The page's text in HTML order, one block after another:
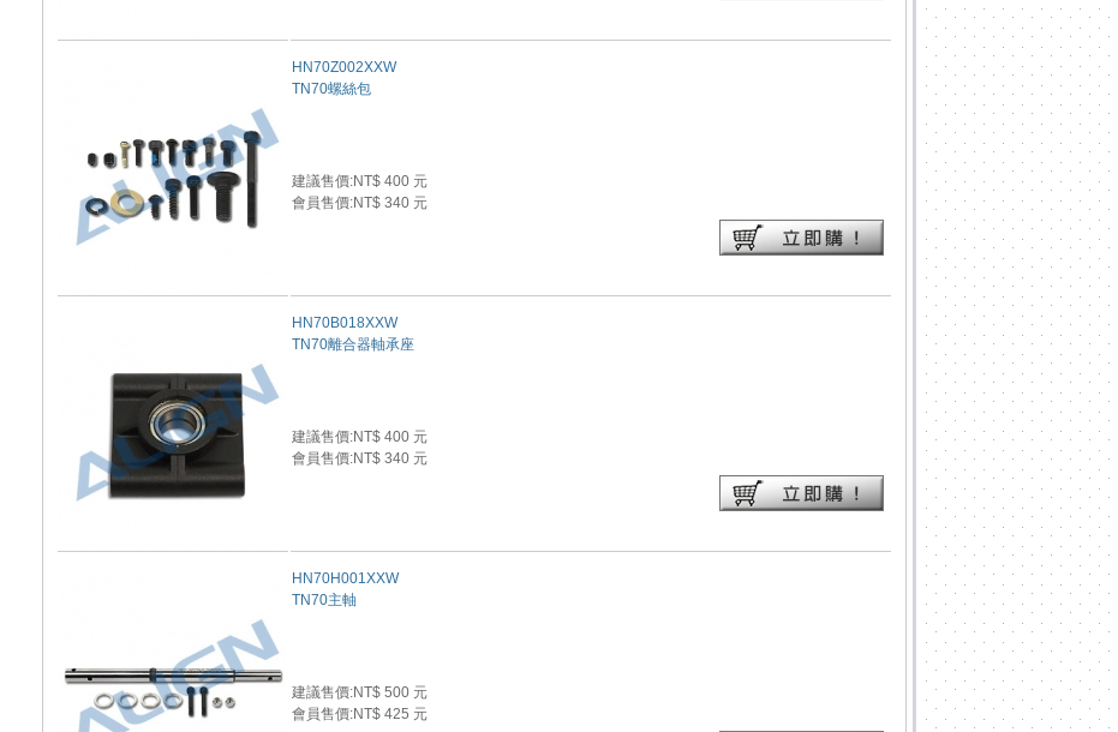
HN70Z002XXW
TN70螺絲包
建議售價:NT$ 400 元
會員售價:NT$ 340 元
HN70B018XXW
TN70離合器軸承座
建議售價:NT$ 400 元
會員售價:NT$ 340 元
HN70H001XXW
TN70主軸
建議售價:NT$ 500 元
會員售價:NT$ 425 元